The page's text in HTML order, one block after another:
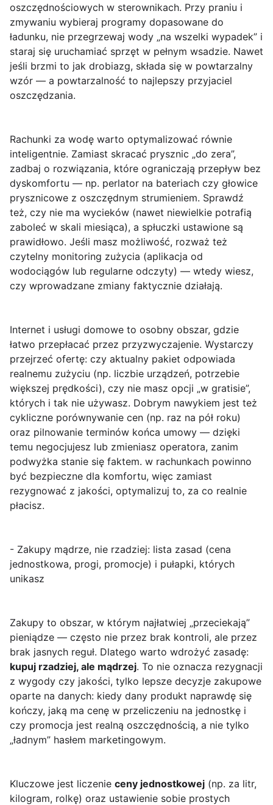
oszczędnościowych w sterownikach. Przy praniu i
zmywaniu wybieraj programy dopasowane do
ładunku, nie przegrzewaj wody „na wszelki wypadek” i
staraj się uruchamiać sprzęt w pełnym wsadzie. Nawet
jeśli brzmi to jak drobiazg, składa się w powtarzalny
wzór — a powtarzalność to najlepszy przyjaciel
oszczędzania.
Rachunki za wodę warto optymalizować równie
inteligentnie. Zamiast skracać prysznic „do zera”,
zadbaj o rozwiązania, które ograniczają przepływ bez
dyskomfortu — np. perlator na bateriach czy głowice
prysznicowe z oszczędnym strumieniem. Sprawdź
też, czy nie ma wycieków (nawet niewielkie potrafią
zaboleć w skali miesiąca), a spłuczki ustawione są
prawidłowo. Jeśli masz możliwość, rozważ też
czytelny monitoring zużycia (aplikacja od
wodociągów lub regularne odczyty) — wtedy wiesz,
czy wprowadzane zmiany faktycznie działają.
Internet i usługi domowe to osobny obszar, gdzie
łatwo przepłacać przez przyzwyczajenie. Wystarczy
przejrzeć ofertę: czy aktualny pakiet odpowiada
realnemu zużyciu (np. liczbie urządzeń, potrzebie
większej prędkości), czy nie masz opcji „w gratisie”,
których i tak nie używasz. Dobrym nawykiem jest też
cykliczne porównywanie cen (np. raz na pół roku)
oraz pilnowanie terminów końca umowy — dzięki
temu negocjujesz lub zmieniasz operatora, zanim
podwyżka stanie się faktem. w rachunkach powinno
być bezpieczne dla komfortu, więc zamiast
rezygnować z jakości, optymalizuj to, za co realnie
płacisz.
- Zakupy mądrze, nie rzadziej: lista zasad (cena
jednostkowa, progi, promocje) i pułapki, których
unikasz
Zakupy to obszar, w którym najłatwiej „przeciekają”
pieniądze — często nie przez brak kontroli, ale przez
brak jasnych reguł. Dlatego warto wdrożyć zasadę:
kupuj rzadziej, ale mądrzej. To nie oznacza rezygnacji
z wygody czy jakości, tylko lepsze decyzje zakupowe
oparte na danych: kiedy dany produkt naprawdę się
kończy, jaką ma cenę w przeliczeniu na jednostkę i
czy promocja jest realną oszczędnością, a nie tylko
„ładnym” hasłem marketingowym.
Kluczowe jest liczenie ceny jednostkowej (np. za litr,
kilogram, rolkę) oraz ustawienie sobie prostych